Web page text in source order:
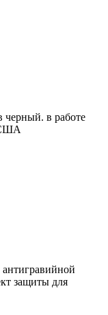
черный. в работе
США
защиты для